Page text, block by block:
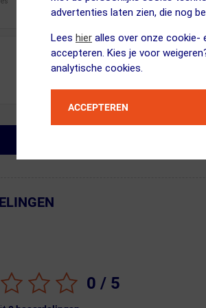
advertenties laten zien, die nog
Lees hier alles over onze cookie-
accepteren. Kies je voor
analytische cookies.
ACCEPTEREN
productnavigatie
0 / 5